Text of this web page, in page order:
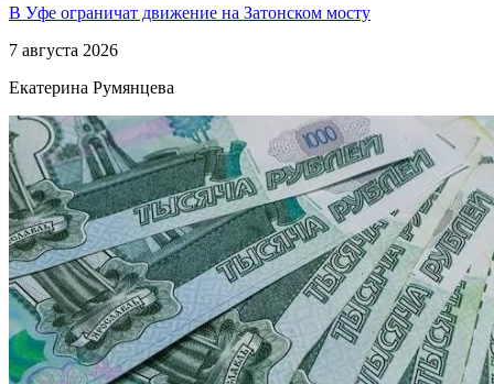
В Уфе ограничат движение на Затонском мосту
7 августа 2026
Екатерина Румянцева